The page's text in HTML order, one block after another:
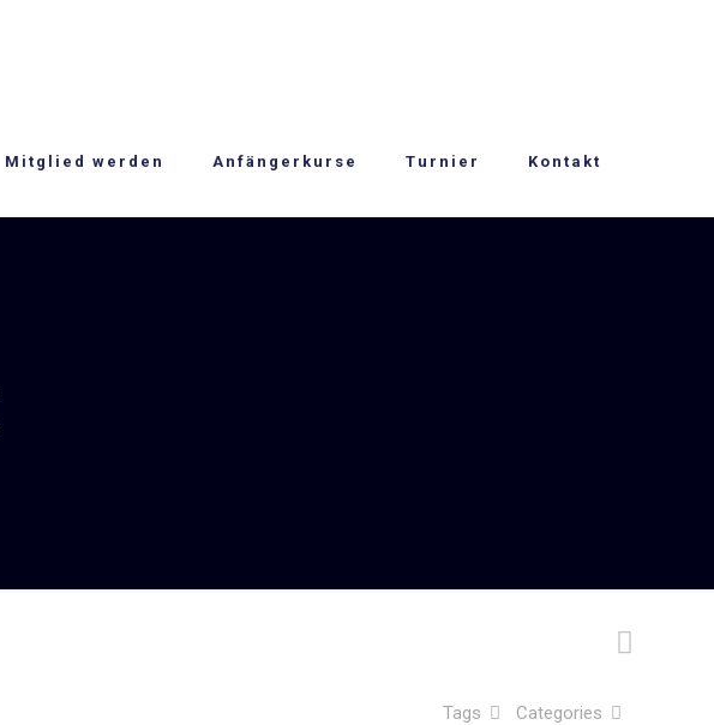
Mitglied werden Anfängerkurse Turnier Kontakt
Categories
Tags